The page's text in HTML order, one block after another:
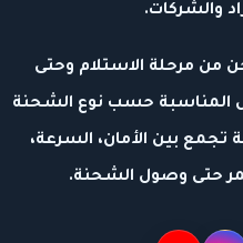
والشركات.
من مرحلة الاستلام وحتى
المناسبة حسب نوع الشحنة
تجمع بين الأمان، السرعة،
حتى وصول الشحنة.